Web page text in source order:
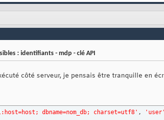
: identifiants - mdp - clé API
côté serveur, je pensais être tranquille en
dbname=nom_db; charset=utf8' , 'user'